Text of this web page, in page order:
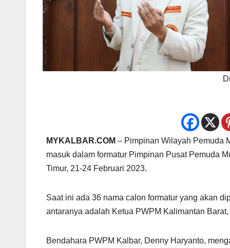
MYKALBAR.COM – Pimpinan Wilayah Pemuda
masuk dalam formatur Pimpinan Pusat Pemuda
Timur, 21-24 Februari 2023.
Saat ini ada 36 nama calon formatur yang akan
antaranya adalah Ketua PWPM Kalimantan
Bendahara PWPM Kalbar, Denny Haryanto,